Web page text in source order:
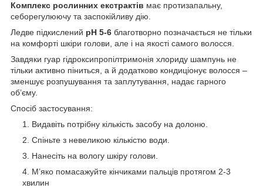
Комплекс рослинних екстрактів має протизапальну,
себорегулюючу та заспокійливу дію.
Ледве підкислений pH 5-6 благотворно позначається не тільки
на комфорті шкіри голови, але і на якості самого волосся.
Завдяки гуар гідроксипропілтримонія хлориду шампунь не
тільки активно піниться, а й додатково кондиціонує волосся –
зменшує розпушування та заплутування, надає гарного
об’єму.
Спосіб застосування:
Видавіть потрібну кількість засобу на долоню.
Спіньте з невеликою кількістю води.
Нанесіть на вологу шкіру голови.
М’яко помасажуйте кінчиками пальців протягом 2-3
хвилин